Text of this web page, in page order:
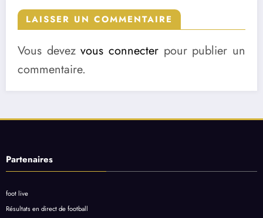
LAISSER UN COMMENTAIRE
Vous devezvous connecter pour publier un
commentaire.
Partenaires
foot live
Résultats en direct de football